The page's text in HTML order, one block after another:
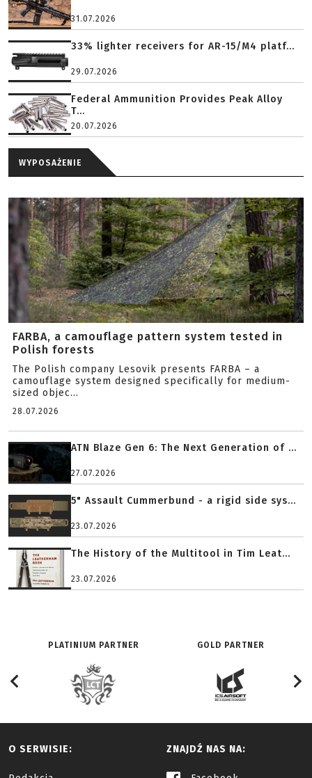
31.07.2026
33% lighter receivers for AR-15/M4 platf...
29.07.2026
Federal Ammunition Provides Peak Alloy
T...
20.07.2026
WYPOSAŻENIE
FARBA, a camouflage pattern system tested in
Polish forests
The Polish company Lesovik presents FARBA – a
camouflage system designed specifically for medium-
sized objec...
28.07.2026
ATN Blaze Gen 6: The Next Generation of ...
27.07.2026
5" Assault Cummerbund - a rigid side sys...
23.07.2026
The History of the Multitool in Tim Leat...
23.07.2026
PLATINIUM PARTNER GOLD PARTNER
O SERWISIE: ZNAJDŹ NAS NA: